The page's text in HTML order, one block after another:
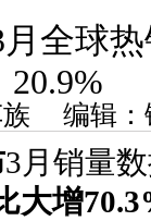
态
全球
20.9%
族 编辑
3月销量
大增